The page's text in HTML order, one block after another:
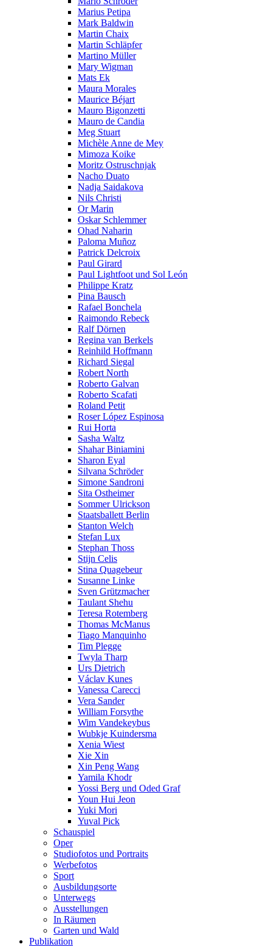
Marius Petipa
Mark Baldwin
Martin Chaix
Martin Schläpfer
Martino Müller
Mary Wigman
Mats Ek
Maura Morales
Maurice Béjart
Mauro Bigonzetti
Mauro de Candia
Meg Stuart
Michèle Anne de Mey
Mimoza Koike
Moritz Ostruschnjak
Nacho Duato
Nadja Saidakova
Nils Christi
Or Marin
Oskar Schlemmer
Ohad Naharin
Paloma Muñoz
Patrick Delcroix
Paul Girard
Paul Lightfoot und Sol León
Philippe Kratz
Pina Bausch
Rafael Bonchela
Raimondo Rebeck
Ralf Dörnen
Regina van Berkels
Reinhild Hoffmann
Richard Siegal
Robert North
Roberto Galvan
Roberto Scafati
Roland Petit
Roser López Espinosa
Rui Horta
Sasha Waltz
Shahar Biniamini
Sharon Eyal
Silvana Schröder
Simone Sandroni
Sita Ostheimer
Sommer Ulrickson
Staatsballett Berlin
Stanton Welch
Stefan Lux
Stephan Thoss
Stijn Celis
Stina Quagebeur
Susanne Linke
Sven Grützmacher
Taulant Shehu
Teresa Rotemberg
Thomas McManus
Tiago Manquinho
Tim Plegge
Twyla Tharp
Urs Dietrich
Václav Kunes
Vanessa Carecci
Vera Sander
William Forsythe
Wim Vandekeybus
Wubkje Kuindersma
Xenia Wiest
Xie Xin
Xin Peng Wang
Yamila Khodr
Yossi Berg und Oded Graf
Youn Hui Jeon
Yuki Mori
Yuval Pick
Schauspiel
Oper
Studiofotos und Portraits
Werbefotos
Sport
Ausbildungsorte
Unterwegs
Ausstellungen
In Räumen
Garten und Wald
Publikation